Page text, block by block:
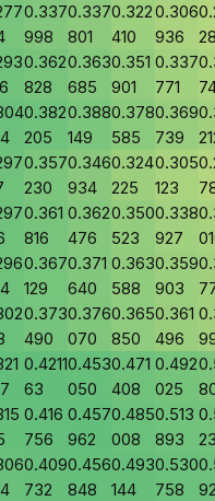
0.337
998
0.337
801
0.322
410
0.306
936
0.362
828
0.363
685
0.351
901
0.337
771
0.382
205
0.388
149
0.378
585
0.369
739
0.357
230
0.346
934
0.324
225
0.305
123
0.361
816
0.362
476
0.350
523
0.338
927
0.367
129
0.371
640
0.363
588
0.359
903
0.373
490
0.376
070
0.365
850
0.361
496
0.4211
63
0.453
050
0.471
408
0.492
025
0.416
756
0.457
962
0.485
008
0.513
893
0.409
732
0.456
848
0.493
144
0.530
758